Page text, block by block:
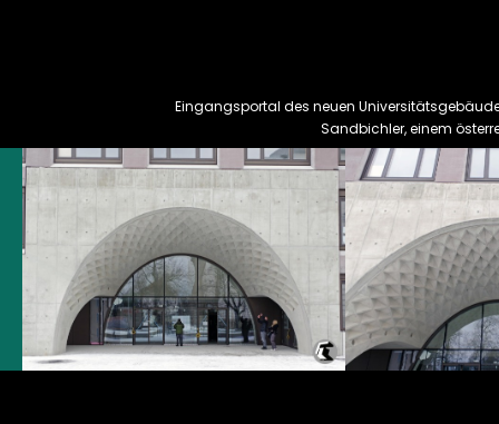
Eingangsportal des neuen
Sandbichler, einem